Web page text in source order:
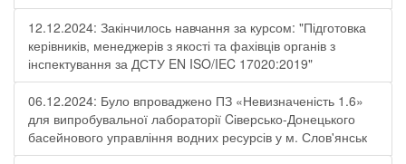
12.12.2024: Закінчилось навчання за курсом: "Підготовка
керівників, менеджерів з якості та фахівців органів з
інспектування за ДСТУ EN ISO/IEC 17020:2019"
06.12.2024: Було впроваджено ПЗ «Невизначеність 1.6»
для випробувальної лабораторії Cіверсько-Донецького
басейнового управління водних ресурсів у м. Слов'янськ